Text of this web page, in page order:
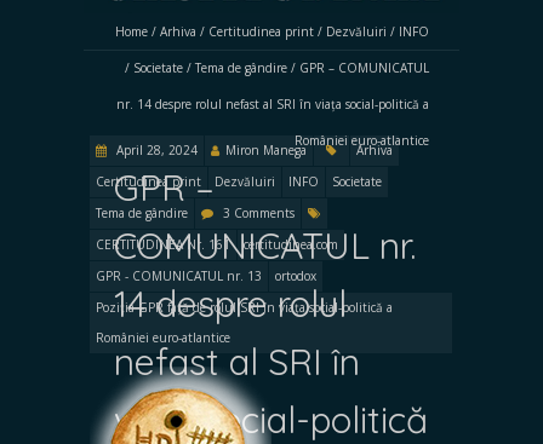
Home / Arhiva / Certitudinea print / Dezvăluiri / INFO
/ Societate / Tema de gândire / GPR – COMUNICATUL
nr. 14 despre rolul nefast al SRI în viața social-politică a
României euro-atlantice
GPR –
COMUNICATUL nr.
14 despre rolul
nefast al SRI în
viața social-politică
April 28, 2024 Miron Manega
Arhiva
Certitudinea print
Dezvăluiri INFO
Societate
Tema de gândire
3 Comments
CERTITUDINEA Nr. 161
certitudinea.com
GPR - COMUNICATUL nr. 13
ortodox
Poziția GPR față de rolul SRI în viața social-politică a
României euro-atlantice